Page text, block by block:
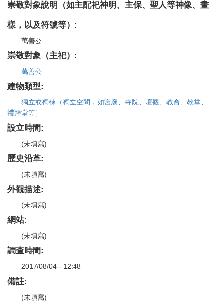
崇敬對象說明（如主配祀神明、主保、聖人等神像、畫
樣，以及符號等）:
萬善公
崇敬對象（主祀）:
萬善公
建物類型:
獨立或獨棟（獨立空間，如宮廟、寺院、壇觀、教會、教堂、
禮拜堂等）
設立時間:
(未填寫)
歷史沿革:
(未填寫)
外觀描述:
(未填寫)
網站:
(未填寫)
調查時間:
2017/08/04 - 12:48
備註:
(未填寫)